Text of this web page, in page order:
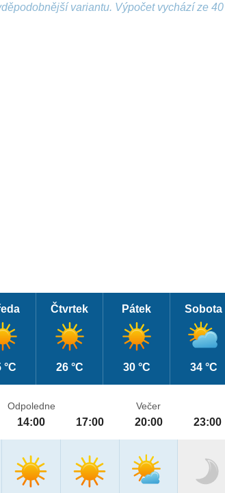
variantu. Výpočet vychází ze 40
°C
Čtvrtek
26 °C
Pátek
30 °C
Sobota
34 °C
Odpoledne
14:00 17:00
Večer
20:00 23:00